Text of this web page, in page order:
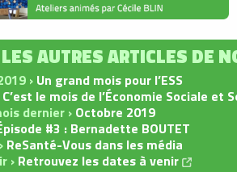
AUTRES ARTICLES DE
› Un grand mois pour l’ESS
C’est le mois de l’Économie Sociale et
dernier › Octobre 2019
#3 : Bernadette BOUTET
ReSanté-Vous dans les média
› Retrouvez les dates à venir